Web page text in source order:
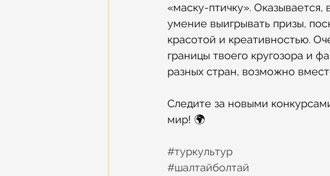
«маску-птичку».
умение выигрывать призы,
красотой и креативностью.
границы твоего кругозора и
разных стран, возможно
Следите за новыми
мир! 🌍
#туркультур
#шалтайболтай